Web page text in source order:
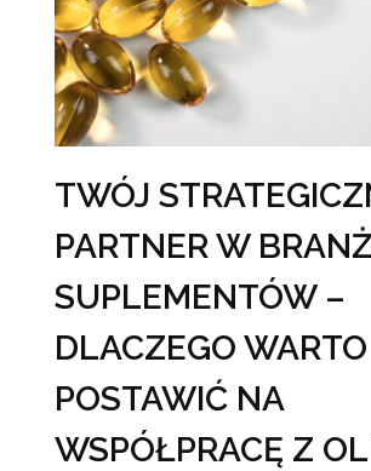
TWÓJ
PARTNER W
SUPLEMENTÓW –
DLACZEGO WARTO
POSTAWIĆ NA
WSPÓŁPRACĘ Z